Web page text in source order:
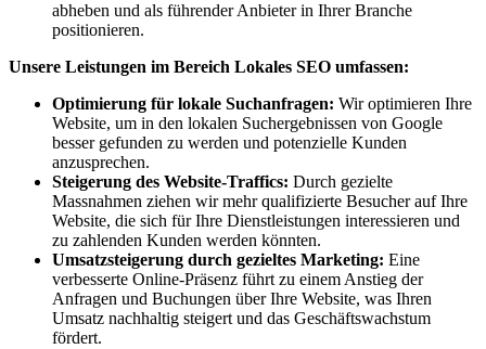
abheben und als führender Anbieter in Ihrer Branche
positionieren.
Unsere Leistungen im Bereich Lokales SEO umfassen:
Optimierung für lokale Suchanfragen: Wir optimieren Ihre
Website, um in den lokalen Suchergebnissen von Google
besser gefunden zu werden und potenzielle Kunden
anzusprechen.
Steigerung des Website-Traffics: Durch gezielte
Massnahmen ziehen wir mehr qualifizierte Besucher auf Ihre
Website, die sich für Ihre Dienstleistungen interessieren und
zu zahlenden Kunden werden könnten.
Umsatzsteigerung durch gezieltes Marketing: Eine
verbesserte Online-Präsenz führt zu einem Anstieg der
Anfragen und Buchungen über Ihre Website, was Ihren
Umsatz nachhaltig steigert und das Geschäftswachstum
fördert.